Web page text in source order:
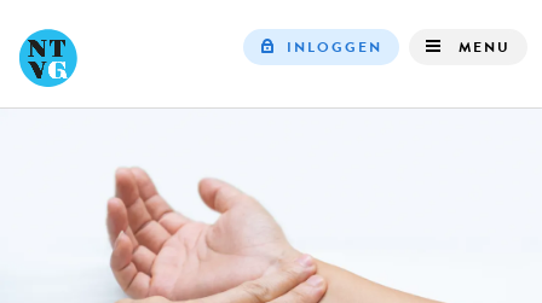
INLOGGEN MENU